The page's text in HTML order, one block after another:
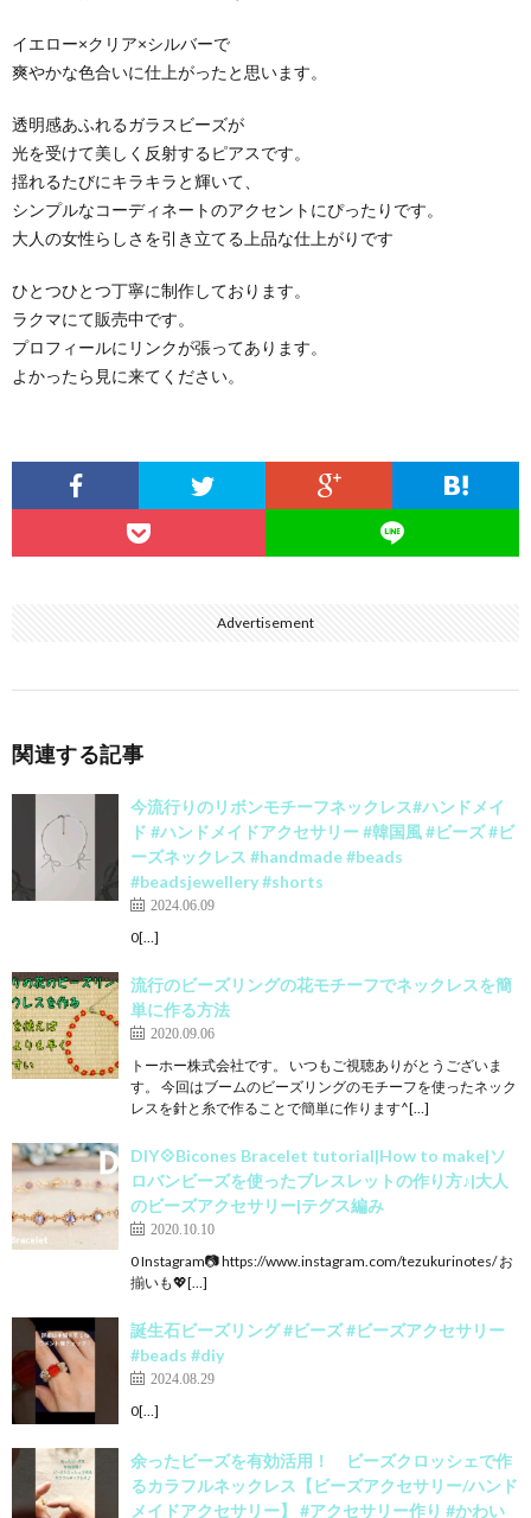
イエロー×クリア×シルバーで
爽やかな色合いに仕上がったと思います。
透明感あふれるガラスビーズが
光を受けて美しく反射するピアスです。
揺れるたびにキラキラと輝いて、
シンプルなコーディネートのアクセントにぴったりです。
大人の女性らしさを引き立てる上品な仕上がりです
ひとつひとつ丁寧に制作しております。
ラクマにて販売中です。
プロフィールにリンクが張ってあります。
よかったら見に来てください。
Advertisement
関連する記事
今流行りのリボンモチーフネックレス#ハンドメイ
ド #ハンドメイドアクセサリー #韓国風 #ビーズ #ビ
ーズネックレス #handmade #beads
#beadsjewellery #shorts
2024.06.09
0[…]
流行のビーズリングの花モチーフでネックレスを簡
単に作る方法
2020.09.06
トーホー株式会社です。 いつもご視聴ありがとうございま
す。 今回はブームのビーズリングのモチーフを使ったネック
レスを針と糸で作ることで簡単に作ります^[…]
DIY💠Bicones Bracelet tutorial|How to make|ソ
ロバンビーズを使ったブレスレットの作り方♪|大人
のビーズアクセサリー|テグス編み
2020.10.10
0 Instagram📷 https://www.instagram.com/tezukurinotes/ お
揃いも💖[…]
誕生石ビーズリング #ビーズ #ビーズアクセサリー
#beads #diy
2024.08.29
0[…]
余ったビーズを有効活用！ ビーズクロッシェで作
るカラフルネックレス【ビーズアクセサリー/ハンド
メイドアクセサリー】 #アクセサリー作り #かわい